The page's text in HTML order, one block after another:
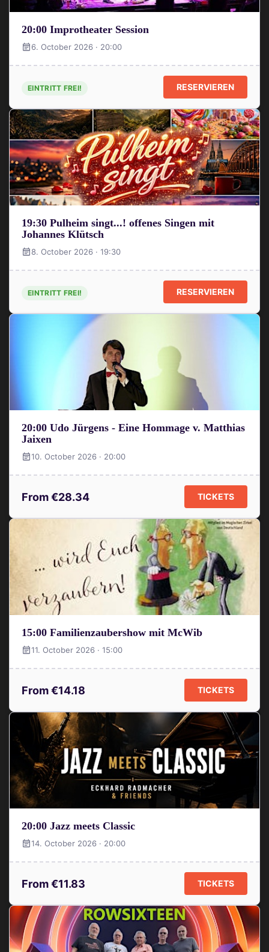
20:00 Improtheater Session
6. October 2026 · 20:00
EINTRITT FREI! RESERVIEREN
19:30 Pulheim singt...! offenes Singen mit
Johannes Klütsch
8. October 2026 · 19:30
EINTRITT FREI! RESERVIEREN
20:00 Udo Jürgens - Eine Hommage v. Matthias
Jaixen
10. October 2026 · 20:00
From €28.34 TICKETS
15:00 Familienzaubershow mit McWib
11. October 2026 · 15:00
From €14.18 TICKETS
20:00 Jazz meets Classic
14. October 2026 · 20:00
From €11.83 TICKETS